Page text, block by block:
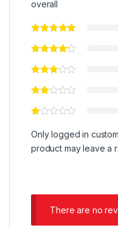
overall
Only logged in
product may leave a
There are no